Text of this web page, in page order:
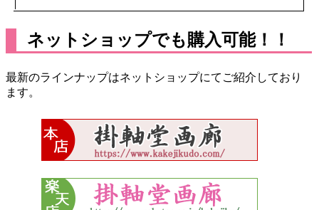
ネットショップでも購入可能！！
最新のラインナップはネットショップにてご紹介しており
ます。